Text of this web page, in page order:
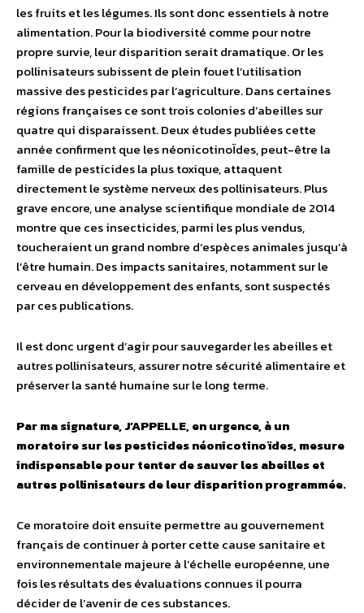
les fruits et les légumes. Ils sont donc essentiels à notre
alimentation. Pour la biodiversité comme pour notre
propre survie, leur disparition serait dramatique. Or les
pollinisateurs subissent de plein fouet l’utilisation
massive des pesticides par l’agriculture. Dans certaines
régions françaises ce sont trois colonies d’abeilles sur
quatre qui disparaissent. Deux études publiées cette
année confirment que les néonicotinoÏdes, peut-être la
famille de pesticides la plus toxique, attaquent
directement le système nerveux des pollinisateurs. Plus
grave encore, une analyse scientifique mondiale de 2014
montre que ces insecticides, parmi les plus vendus,
toucheraient un grand nombre d’espèces animales jusqu’à
l’être humain. Des impacts sanitaires, notamment sur le
cerveau en développement des enfants, sont suspectés
par ces publications.
Il est donc urgent d’agir pour sauvegarder les abeilles et
autres pollinisateurs, assurer notre sécurité alimentaire et
préserver la santé humaine sur le long terme.
Par ma signature, J’APPELLE, en urgence, à un
moratoire sur les pesticides néonicotinoïdes, mesure
indispensable pour tenter de sauver les abeilles et
autres pollinisateurs de leur disparition programmée.
Ce moratoire doit ensuite permettre au gouvernement
français de continuer à porter cette cause sanitaire et
environnementale majeure à l’échelle européenne, une
fois les résultats des évaluations connues il pourra
décider de l’avenir de ces substances.